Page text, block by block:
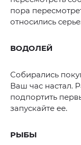
пора
относились
ВОДОЛЕЙ
Собирались
Ваш час настал.
подпортить
запускайте ее.
РЫБЫ